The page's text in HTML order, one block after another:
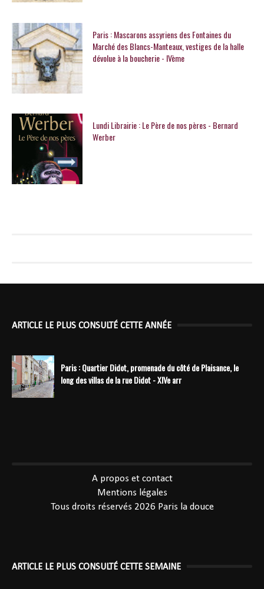
Paris : Mascarons assyriens des Fontaines du
Marché des Blancs-Manteaux, vestiges de la halle
dévolue à la boucherie - IVème
Lundi Librairie : Le Père de nos pères - Bernard
Werber
ARTICLE LE PLUS CONSULTÉ CETTE ANNÉE
Paris : Quartier Didot, promenade du côté de Plaisance, le
long des villas de la rue Didot - XIVe arr
A propos et contact
Mentions légales
Tous droits réservés 2026 Paris la douce
ARTICLE LE PLUS CONSULTÉ CETTE SEMAINE